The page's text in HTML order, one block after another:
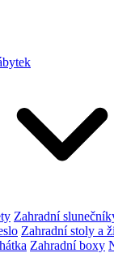
Zahradní
Zahradní stoly a
Zahradní boxy